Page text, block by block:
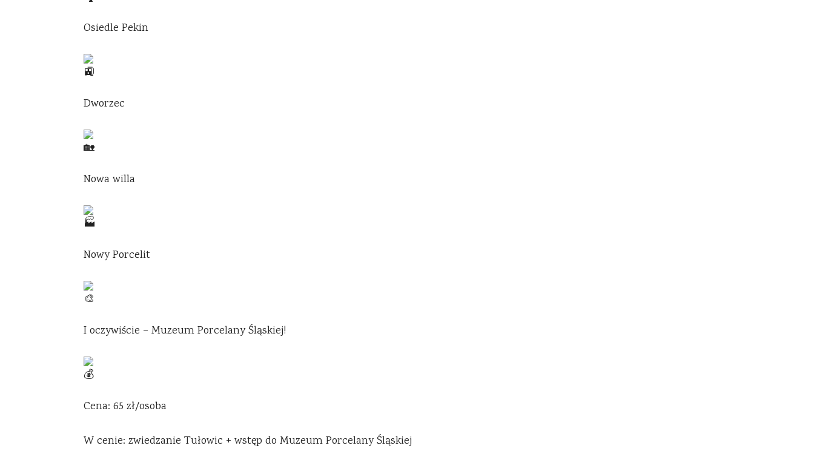
Osiedle Pekin
Dworzec
Nowa willa
Nowy Porcelit
I oczywiście – Muzeum Porcelany Śląskiej!
Cena: 65 zł/osoba
W cenie: zwiedzanie Tułowic + wstęp do Muzeum Porcelany Śląskiej